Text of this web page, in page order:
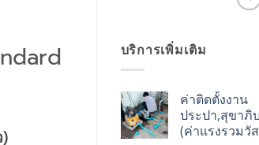
บริการเพิ่มเติม
ค่าติดตั้งงาน
ประปา,สุขาภิ
(ค่าแรงรวมวั